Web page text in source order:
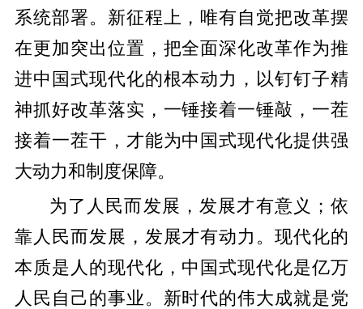
系统部署。新征程上，唯有自觉把改革摆
在更加突出位置，把全面深化改革作为推
进中国式现代化的根本动力，以钉钉子精
神抓好改革落实，一锤接着一锤敲，一茬
接着一茬干，才能为中国式现代化提供强
大动力和制度保障。
为了人民而发展，发展才有意义；依
靠人民而发展，发展才有动力。现代化的
本质是人的现代化，中国式现代化是亿万
人民自己的事业。新时代的伟大成就是党